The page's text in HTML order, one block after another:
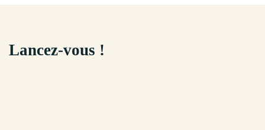
Lancez-vous !